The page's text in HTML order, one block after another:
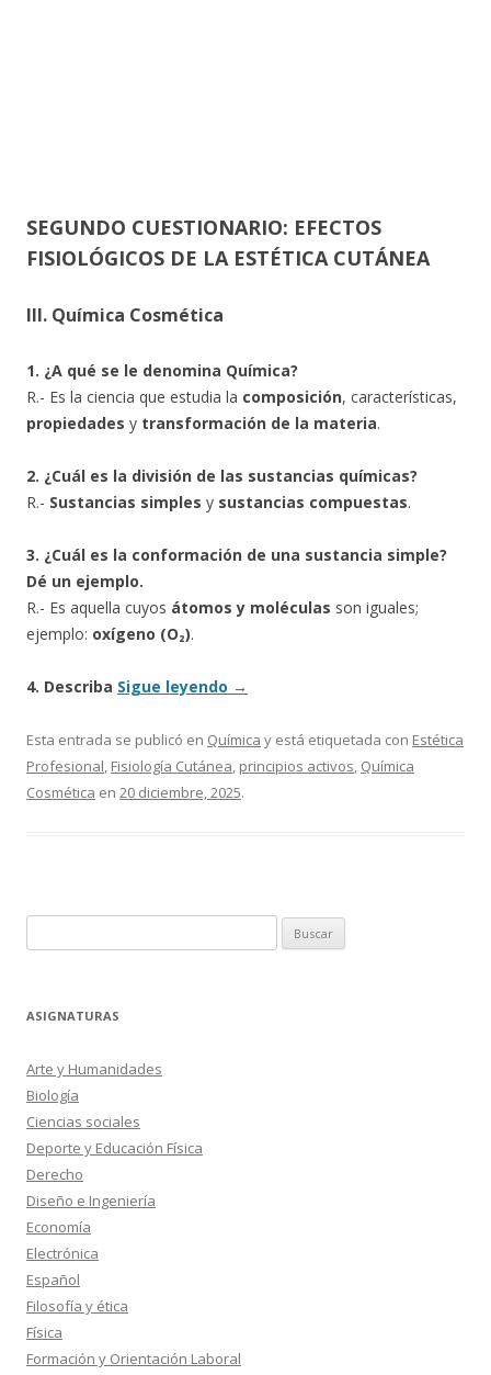
SEGUNDO CUESTIONARIO: EFECTOS
FISIOLÓGICOS DE LA ESTÉTICA CUTÁNEA
III. Química Cosmética
1. ¿A qué se le denomina Química?
R.- Es la ciencia que estudia la composición, características,
propiedades y transformación de la materia.
2. ¿Cuál es la división de las sustancias químicas?
R.- Sustancias simples y sustancias compuestas.
3. ¿Cuál es la conformación de una sustancia simple?
Dé un ejemplo.
R.- Es aquella cuyos átomos y moléculas son iguales;
ejemplo: oxígeno (O₂).
4. Describa Sigue leyendo →
Esta entrada se publicó en Química y está etiquetada con Estética
Profesional, Fisiología Cutánea, principios activos, Química
Cosmética en 20 diciembre, 2025.
ASIGNATURAS
Arte y Humanidades
Biología
Ciencias sociales
Deporte y Educación Física
Derecho
Diseño e Ingeniería
Economía
Electrónica
Español
Filosofía y ética
Física
Formación y Orientación Laboral